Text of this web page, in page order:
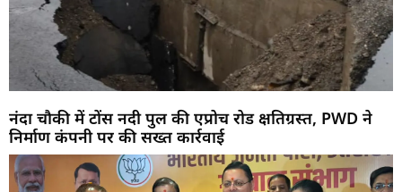
नंदा चौकी में टोंस नदी पुल की एप्रोच रोड क्षतिग्रस्त, PWD ने
निर्माण कंपनी पर की सख्त कार्रवाई